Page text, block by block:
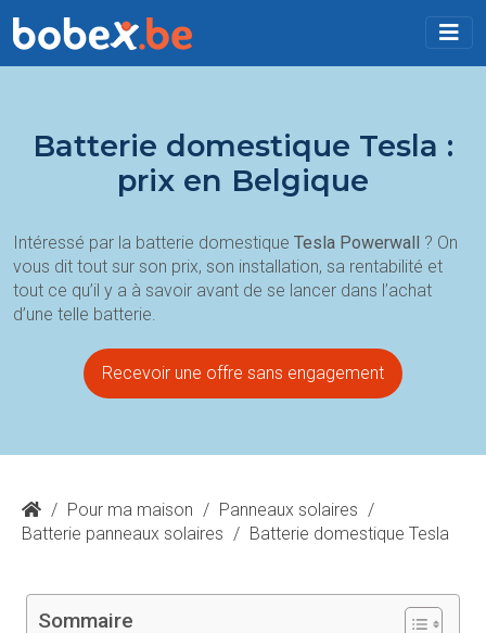
Batterie domestique Tesla :
prix en Belgique
Intéressé par la batterie domestique Tesla Powerwall ? On
vous dit tout sur son prix, son installation, sa rentabilité et
tout ce qu’il y a à savoir avant de se lancer dans l’achat
d’une telle batterie.
Recevoir une offre sans engagement
/ Pour ma maison / Panneaux solaires /
Batterie panneaux solaires / Batterie domestique Tesla
Sommaire